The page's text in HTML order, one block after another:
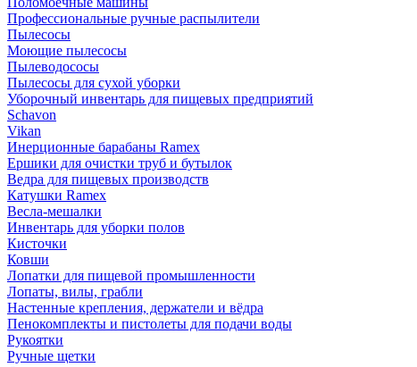
Профессиональные ручные распылители
Пылесосы
Моющие пылесосы
Пылеводососы
Пылесосы для сухой уборки
Уборочный инвентарь для пищевых предприятий
Schavon
Vikan
Инерционные барабаны Ramex
Ершики для очистки труб и бутылок
Ведра для пищевых производств
Катушки Ramex
Весла-мешалки
Инвентарь для уборки полов
Кисточки
Ковши
Лопатки для пищевой промышленности
Лопаты, вилы, грабли
Настенные крепления, держатели и вёдра
Пенокомплекты и пистолеты для подачи воды
Рукоятки
Ручные щетки